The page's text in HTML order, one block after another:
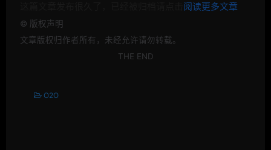
阅读更多文章
© 版权声明
文章版权归作者所有，未经允许请勿转载。
THE END
O2O